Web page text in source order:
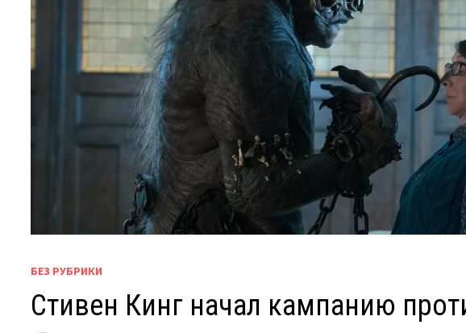
БЕЗ РУБРИКИ
Стивен Кинг начал кампанию